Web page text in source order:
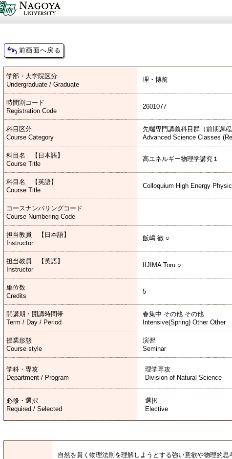
学部・大学院区分
Undergraduate / Graduate
理・博前
時間割コード
Registration Code
2601077
科目区分
Course Category
先端専門講義科目群（前期課程
Advanced Science Classes
科目名 【日本語】
Course Title
高エネルギー物理学講究１
科目名 【英語】
Course Title
Colloquium High Energy
コースナンバリングコード
Course Numbering Code
担当教員 【日本語】
Instructor
飯嶋 徹 ○
担当教員 【英語】
Instructor
IIJIMA Toru ○
単位数
Credits
5
開講期・開講時間帯
Term / Day / Period
春集中 その他 その他
Intensive(Spring) Other Other
授業形態
Course style
演習
Seminar
学科・専攻
Department / Program
理学専攻
Division of Natural Science
必修・選択
Required / Selected
選択
Elective
自然を貫く物理法則を理解しようとする強い意欲や物理的